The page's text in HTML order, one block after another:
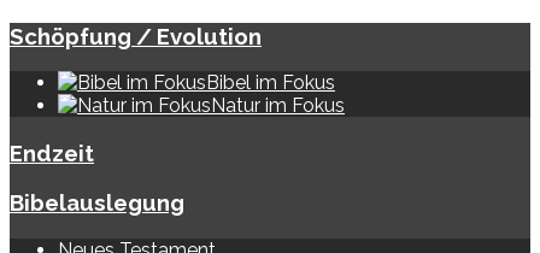
Schöpfung / Evolution
Bibel im Fokus
Natur im Fokus
Endzeit
Bibelauslegung